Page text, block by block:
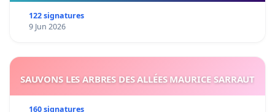
122 signatures
9 Jun 2026
SAUVONS LES ARBRES DES ALLÉES MAURICE SARRAUT
160 signatures